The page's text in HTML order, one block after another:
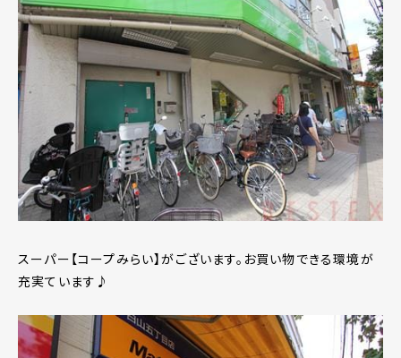
スーパー【コープみらい】がございます。お買い物できる環境が
充実ています♪